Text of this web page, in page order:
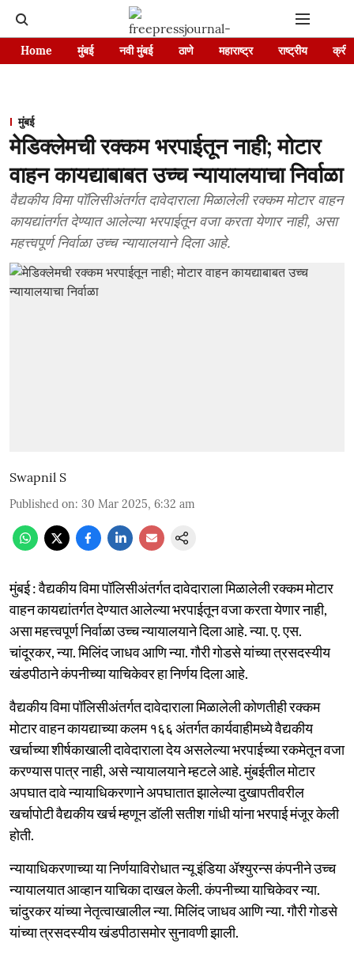
Home मुंबई नवी मुंबई ठाणे महाराष्ट्र राष्ट्रीय
मुंबई
मेडिक्लेमची रक्कम भरपाईतून नाही; मोटार
वाहन कायद्याबाबत उच्च न्यायालयाचा निर्वाळा
वैद्यकीय विमा पॉलिसीअंतर्गत दावेदाराला मिळालेली रक्कम मोटार वाहन
कायद्यांतर्गत देण्यात आलेल्या भरपाईतून वजा करता येणार नाही, असा
महत्त्वपूर्ण निर्वाळा उच्च न्यायालयाने दिला आहे.
Swapnil S
Published on: 30 Mar 2025, 6:32 am
मुंबई : वैद्यकीय विमा पॉलिसीअंतर्गत दावेदाराला मिळालेली रक्कम मोटार
वाहन कायद्यांतर्गत देण्यात आलेल्या भरपाईतून वजा करता येणार नाही,
असा महत्त्वपूर्ण निर्वाळा उच्च न्यायालयाने दिला आहे. न्या. ए. एस.
चांदूरकर, न्या. मिलिंद जाधव आणि न्या. गौरी गोडसे यांच्या त्रसदस्यीय
खंडपीठाने कंपनीच्या याचिकेवर हा निर्णय दिला आहे.
वैद्यकीय विमा पॉलिसीअंतर्गत दावेदाराला मिळालेली कोणतीही रक्कम
मोटार वाहन कायद्याच्या कलम १६६ अंतर्गत कार्यवाहीमध्ये वैद्यकीय
खर्चाच्या शीर्षकाखाली दावेदाराला देय असलेल्या भरपाईच्या रकमेतून वजा
करण्यास पात्र नाही, असे न्यायालयाने म्हटले आहे. मुंबईतील मोटार
अपघात दावे न्यायाधिकरणाने अपघातात झालेल्या दुखापतीवरील
खर्चापोटी वैद्यकीय खर्च म्हणून डॉली सतीश गांधी यांना भरपाई मंजूर केली
होती.
न्यायाधिकरणाच्या या निर्णयाविरोधात न्यू इंडिया ॲश्युरन्स कंपनीने उच्च
न्यायालयात आव्हान याचिका दाखल केली. कंपनीच्या याचिकेवर न्या.
चांदुरकर यांच्या नेतृत्वाखालील न्या. मिलिंद जाधव आणि न्या. गौरी गोडसे
यांच्या त्रसदस्यीय खंडपीठासमोर सुनावणी झाली.